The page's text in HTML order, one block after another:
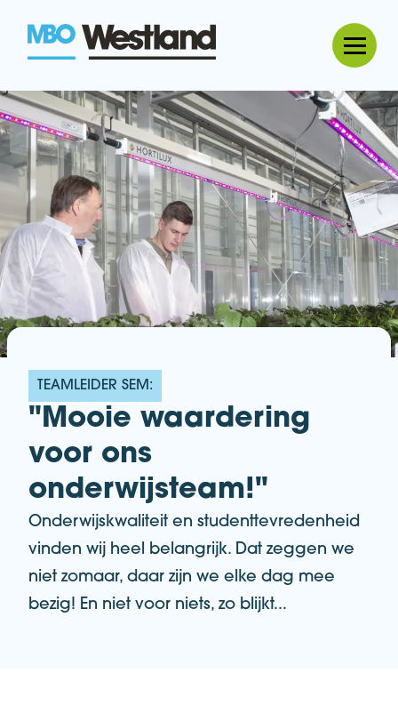
MBO Westland
TEAMLEIDER SEM:
"Mooie waardering
voor ons
onderwijsteam!"
Onderwijskwaliteit en studenttevredenheid
vinden wij heel belangrijk. Dat zeggen we
niet zomaar, daar zijn we elke dag mee
bezig! En niet voor niets, zo blijkt...